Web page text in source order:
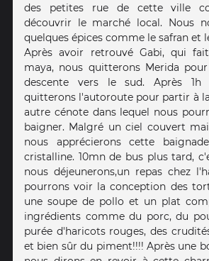
des petites rue de cette ville
découvrir le marché local. Nous
quelques épices comme le safran et
Après avoir retrouvé Gabi, qui
maya, nous quitterons Merida
descente vers le sud. Après
quitterons l'autoroute pour partir à
autre cénote dans lequel nous
baigner. Malgré un ciel couvert
nous apprécierons cette
cristalline. 10mn de bus plus tard,
nous déjeunerons,un repas chez
pourrons voir la conception des
une soupe de pollo et un plat
ingrédients comme du porc, du
purée d'haricots rouges, des
et bien sûr du piment!!!! Après une